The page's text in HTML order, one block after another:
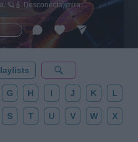
🪐🎸 Desconecta, mira
cero. 💾 ¡Guarda
noche estrellada!
G H I J K L
S T U V W X